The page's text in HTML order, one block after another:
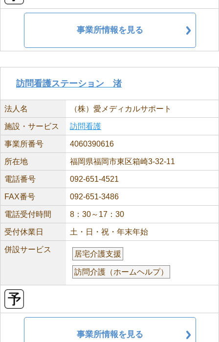
事業所情報を見る
訪問看護ステーション 渚
法人名 （株）愛メディカルサポート
施設・サービス 訪問看護
事業所番号 4060390616
所在地 福岡県福岡市東区箱崎3-32-11
電話番号 092-651-4521
FAX番号 092-651-3486
電話受付時間 8：30～17：30
受付休業日 土・日・祝・年末年始
併設サービス
居宅介護支援
訪問介護（ホームヘルプ）
事業所情報を見る